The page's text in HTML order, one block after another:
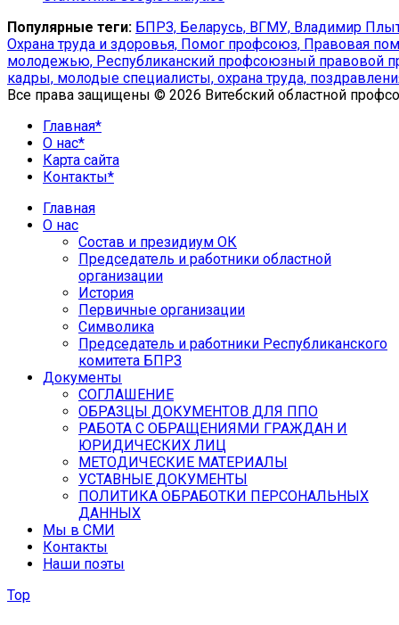
Популярные теги: БПРЗ, Беларусь, ВГМУ, Владимир
Охрана труда и здоровья, Помог профсоюз, Правовая
молодежью, Республиканский профсоюзный правовой
кадры, молодые специалисты, охрана труда,
Все права защищены © 2026 Витебский областной
Главная*
О нас*
Карта сайта
Контакты*
Главная
О нас
Состав и президиум ОК
Председатель и работники областной
организации
История
Первичные организации
Символика
Председатель и работники Республиканского
комитета БПРЗ
Документы
СОГЛАШЕНИЕ
ОБРАЗЦЫ ДОКУМЕНТОВ ДЛЯ ППО
РАБОТА С ОБРАЩЕНИЯМИ ГРАЖДАН И
ЮРИДИЧЕСКИХ ЛИЦ
МЕТОДИЧЕСКИЕ МАТЕРИАЛЫ
УСТАВНЫЕ ДОКУМЕНТЫ
ПОЛИТИКА ОБРАБОТКИ ПЕРСОНАЛЬНЫХ
ДАННЫХ
Мы в СМИ
Контакты
Наши поэты
Top